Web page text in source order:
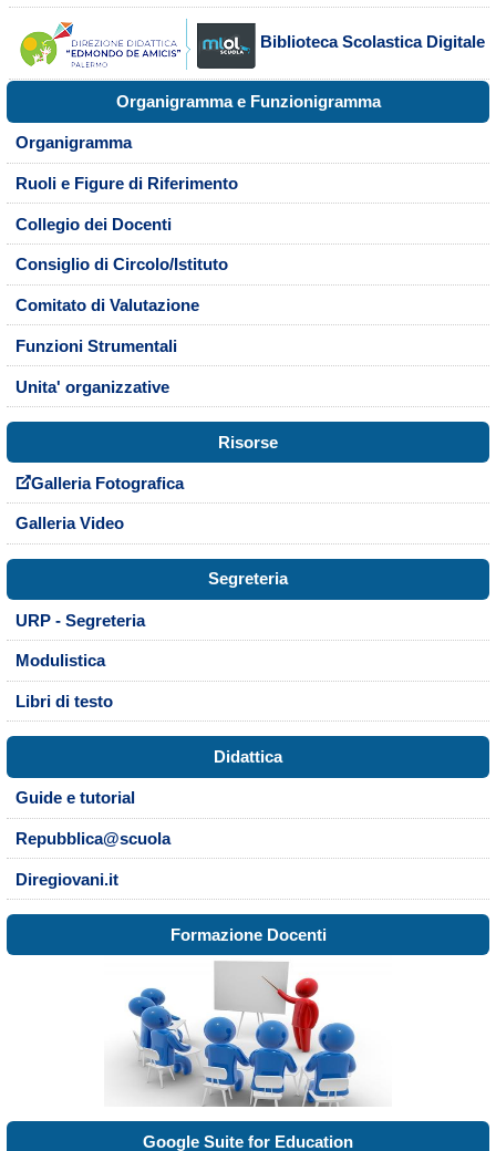
Biblioteca Scolastica Digitale
Organigramma e Funzionigramma
Organigramma
Ruoli e Figure di Riferimento
Collegio dei Docenti
Consiglio di Circolo/Istituto
Comitato di Valutazione
Funzioni Strumentali
Unita' organizzative
Risorse
Galleria Fotografica
Galleria Video
Segreteria
URP - Segreteria
Modulistica
Libri di testo
Didattica
Guide e tutorial
Repubblica@scuola
Diregiovani.it
Formazione Docenti
Google Suite for Education